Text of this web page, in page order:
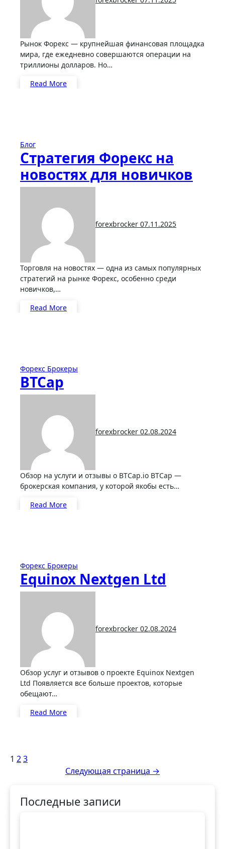
Рынок Форекс — крупнейшая финансовая площадка
мира, где ежедневно совершаются операции на
триллионы долларов. Но…
Read More
Блог
Стратегия Форекс на
новостях для новичков
forexbrocker 07.11.2025
Торговля на новостях — одна из самых популярных
стратегий на рынке Форекс, особенно среди
новичков,…
Read More
Форекс Брокеры
BTCap
forexbrocker 02.08.2024
Обзор на услуги и отзывы о BTCap.io BTCap —
брокерская компания, у которой якобы есть…
Read More
Форекс Брокеры
Equinox Nextgen Ltd
forexbrocker 02.08.2024
Обзор услуг и отзывов о проекте Equinox Nextgen
Ltd Появляется все больше проектов, которые
обещают…
Read More
Пагинация
1 23
Следующая страница →
Последные записи